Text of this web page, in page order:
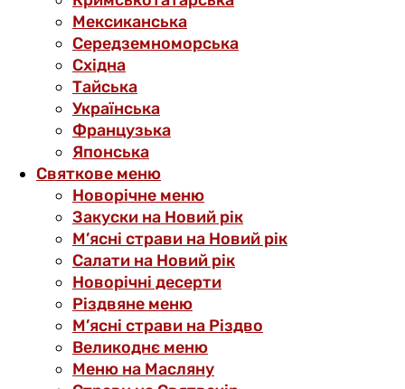
Мексиканська
Середземноморська
Східна
Тайська
Українська
Французька
Японська
Святкове меню
Новорічне меню
Закуски на Новий рік
М’ясні страви на Новий рік
Салати на Новий рік
Новорічні десерти
Різдвяне меню
М’ясні страви на Різдво
Великоднє меню
Меню на Масляну